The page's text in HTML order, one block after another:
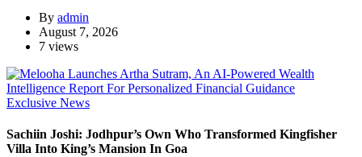
By admin
August 7, 2026
7 views
Exclusive News
Sachiin Joshi: Jodhpur’s Own Who Transformed Kingfisher
Villa Into King’s Mansion In Goa